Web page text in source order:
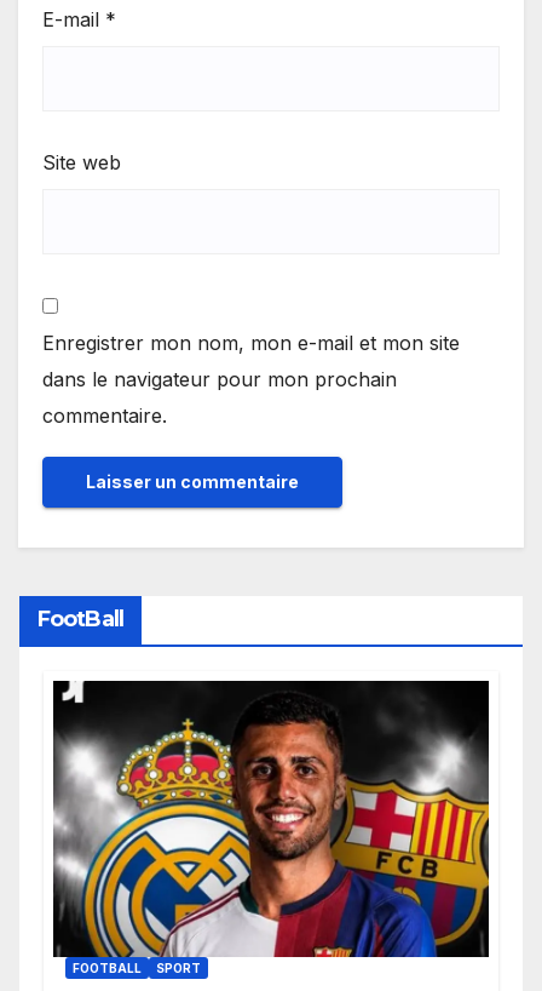
E-mail *
Site web
Enregistrer mon nom, mon e-mail et mon site
dans le navigateur pour mon prochain
commentaire.
FootBall
FOOTBALL SPORT